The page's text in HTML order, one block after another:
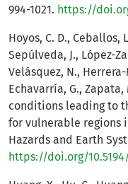
994-1021. https://
Hoyos, C. D., Ceballos,
Sepúlveda, J., López-
Velásquez, N.,
Echavarría, G.,
conditions leading to
for vulnerable regions
Hazards and Earth
https://doi.org/10.5194/